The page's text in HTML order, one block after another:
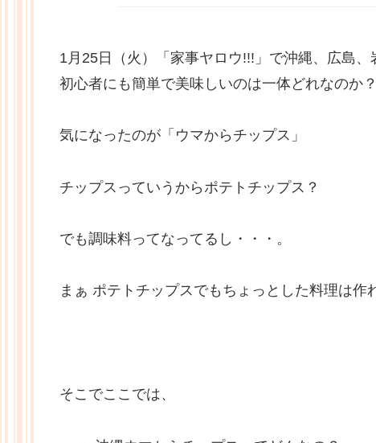
1月25日（火）「家事ヤロウ!!!」で沖縄、広島
初心者にも簡単で美味しいのは一体どれなのか
気になったのが「ウマからチップス」
チップスっていうからポテトチップス？
でも調味料ってなってるし・・・。
まぁ ポテトチップスでもちょっとした料理は作
そこでここでは、